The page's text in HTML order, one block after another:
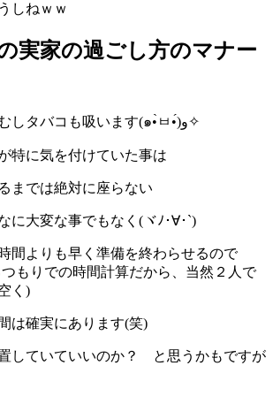
しねｗｗ
実家の過ごし方のマナー
ただ私はお酒も飲むしタバコも吸います(๑•̀ㅂ•́)و✧
特に気を付けていた事は
までは絶対に座らない
に大変な事でもなく(ヾﾉ･∀･`)
間よりも早く準備を終わらせるので
もりでの時間計算だから、当然２人で
く)
は確実にあります(笑)
していていいのか？ と思うかもですが